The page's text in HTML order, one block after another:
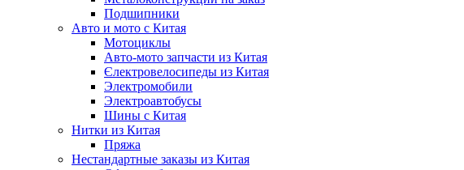
Подшипники
Авто и мото с Китая
Мотоциклы
Авто-мото запчасти из Китая
Єлектровелосипеды из Китая
Электромобили
Электроавтобусы
Шины с Китая
Нитки из Китая
Пряжа
Нестандартные заказы из Китая